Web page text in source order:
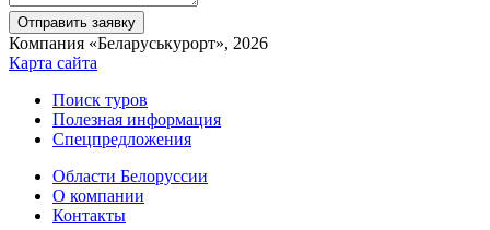
Компания «Беларуськурорт», 2026
Карта сайта
Поиск туров
Полезная информация
Спецпредложения
Области Белоруссии
О компании
Контакты